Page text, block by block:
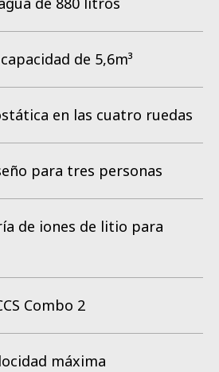
los interruptores innecesarios en la
concentrado en el trabajo que
puntos de suciedad de difícil acceso
de 5,6m³
en las cuatro ruedas
para tres personas
de iones de litio para
Combo 2
máxima